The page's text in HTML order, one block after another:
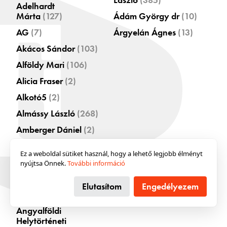
Adelhardt
Márta (127)
AG (7)
Akácos Sándor (103)
Alföldy Mari (106)
Alicia Fraser (2)
Alkotó5 (2)
Almássy László (268)
Amberger Dániel (2)
Anderle Lajosné(20)
(34)
(7)
Angyalföldi
Helytörténeti
Ádám György dr (10)
Árgyelán Ágnes (13)
hagyaték a professzionális fotográfusi munka és a
privát szféra sajátos metszéspontjait is láthatóvá teszi
a Kádár-korszak Magyarországáról.
Bővebben →
A világelsőségtől az
eljelentéktelenedésig
400 éves a magyar postaszolgálat
Bár arról hosszan lehetne vitatkozni, hogy az összes
előzménnyel együtt hány éves a magyar
postaszolgálat, annyi bizonyos, hogy az első olyan
hivatalos rendelet, ami egyértelműen a központosított,
országos postaszolgálat kiépítését célozta, idén július
20-án lesz 400 éves. Kis magyar postatörténet a
Monarchia egykori innovatív éllovasától a későbbi
szürke valóság felé.
Gumikorszak
Ez a weboldal sütiket használ, hogy a lehető legjobb élményt
nyújtsa Önnek.További információ
Elutasítom Engedélyezem